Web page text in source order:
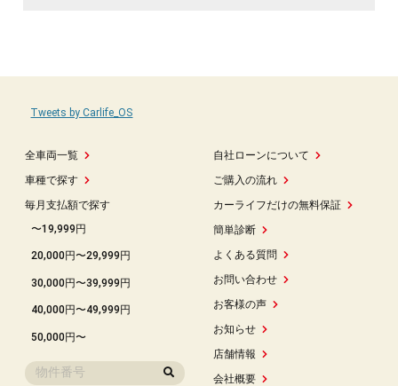
全車両一覧
車種で探す
毎月支払額で探す
〜19,999円
20,000円〜29,999円
30,000円〜39,999円
40,000円〜49,999円
50,000円〜
自社ローンについて
ご購入の流れ
カーライフだけの無料保証
簡単診断
よくある質問
お問い合わせ
お客様の声
お知らせ
店舗情報
会社概要
Tweets by Carlife_OS